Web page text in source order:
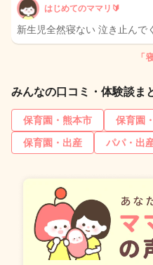
はじめてのママリ🔰
新生児全然寝ない 泣き止んで
「
みんなの口コミ・体験談ま
保育園・熊本市 保育園
保育園・出産
パパ・出